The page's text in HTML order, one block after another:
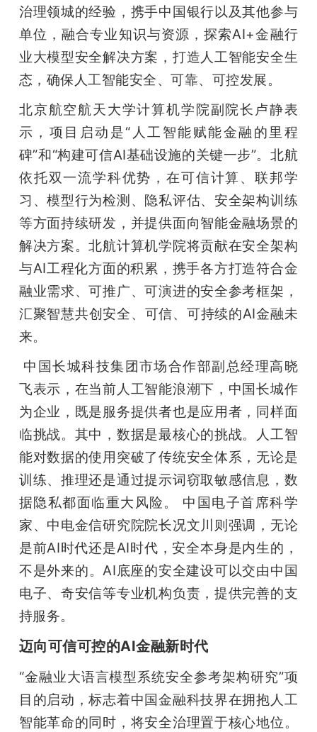
治理领城的经验，携手中国银行以及其他参与
单位，融合专业知识与资源，探索AI+金融行
业大模型安全解决方案，打造人工智能安全生
态，确保人工智能安全、可靠、可控发展。
北京航空航天大学计算机学院副院长卢静表
示，项目启动是“人工智能赋能金融的里程
碑”和“构建可信AI基础设施的关键一步”。北航
依托双一流学科优势，在可信计算、联邦学
习、模型行为检测、隐私评估、安全架构训练
等方面持续研发，并提供面向智能金融场景的
解决方案。北航计算机学院将贡献在安全架构
与AI工程化方面的积累，携手各方打造符合金
融业需求、可推广、可演进的安全参考框架，
汇聚智慧共创安全、可信、可持续的AI金融未
来。
中国长城科技集团市场合作部副总经理高晓
飞表示，在当前人工智能浪潮下，中国长城作
为企业，既是服务提供者也是应用者，同样面
临挑战。其中，数据是最核心的挑战。人工智
能对数据的使用突破了传统安全体系，无论是
训练、推理还是通过提示词窃取敏感信息，数
据隐私都面临重大风险。 中国电子首席科学
家、中电金信研究院院长况文川则强调，无论
是前AI时代还是AI时代，安全本身是内生的，
不是外来的。AI底座的安全建设可以交由中国
电子、奇安信等专业机构负责，提供完善的支
持服务。
迈向可信可控的AI金融新时代
“金融业大语言模型系统安全参考架构研究”项
目的启动，标志着中国金融科技界在拥抱人工
智能革命的同时，将安全治理置于核心地位。